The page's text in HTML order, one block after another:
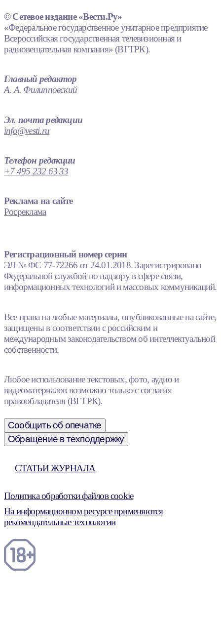
© Сетевое издание «Вести.Ру»
«Федеральное государственное унитарное предприятие
Всероссийская государственная телевизионная и
радиовещательная компания» (ВГТРК).
Главный редактор
А. А. Филипповский
Эл. почта редакции
info@vesti.ru
Телефон редакции
+7 495 232 63 33
Реклама на сайте
Росреклама
Регистрационный номер серии
ЭЛ № ФС 77-72266 от 24.01.2018. Зарегистрировано
Федеральной службой по надзору в сфере связи,
информационных технологий и массовых коммуникаций.
Все права на любые материалы, опубликованные на сайте,
защищены в соответствии с российским и
международным законодательством об интеллектуальной
собственности.
Любое использование текстовых, фото, аудио и
видеоматериалов возможно только с согласия
правообладателя (ВГТРК).
Сообщить об опечатке
Обращение в техподдержку
СТАТЬИ ЖУРНАЛА
Политика обработки файлов cookie
На информационном ресурсе применяются
рекомендательные технологии